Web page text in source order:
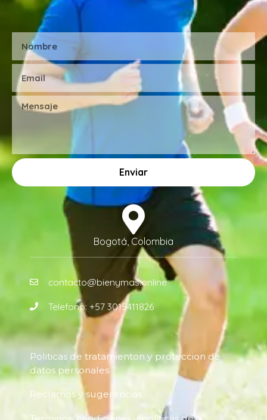
Enviar
Bogotá, Colombia
contacto@bienymas.online
Telefono: +57 3015411826
Politicas de tratamienton y proteccion de
datos personales
Reclamos y sugerencias